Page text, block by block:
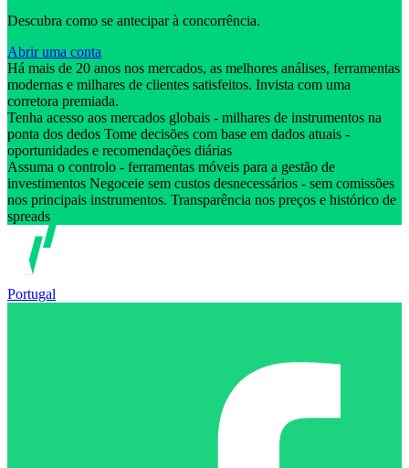
Descubra como se antecipar à concorrência.
Abrir uma conta
Há mais de 20 anos nos mercados, as melhores análises, ferramentas
modernas e milhares de clientes satisfeitos. Invista com uma
corretora premiada.
Tenha acesso aos mercados globais - milhares de instrumentos na
ponta dos dedos Tome decisões com base em dados atuais -
oportunidades e recomendações diárias
Assuma o controlo - ferramentas móveis para a gestão de
investimentos Negoceie sem custos desnecessários - sem comissões
nos principais instrumentos. Transparência nos preços e histórico de
spreads
Portugal